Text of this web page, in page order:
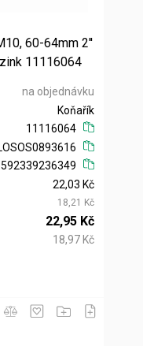
60-64mm 2''
11116064
na objednávku
Koňařík
11116064
22,03 Kč
18,21 Kč
22,95 Kč
18,97 Kč
do košíku